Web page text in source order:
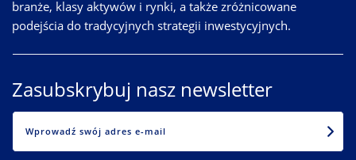
branże, klasy aktywów i rynki, a także zróżnicowane
podejścia do tradycyjnych strategii inwestycyjnych.
Zasubskrybuj nasz newsletter